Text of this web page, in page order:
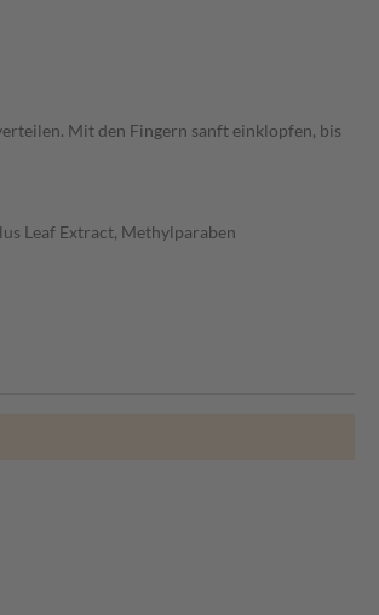
Mit den Fingern sanft einklopfen, bis
Leaf Extract, Methylparaben